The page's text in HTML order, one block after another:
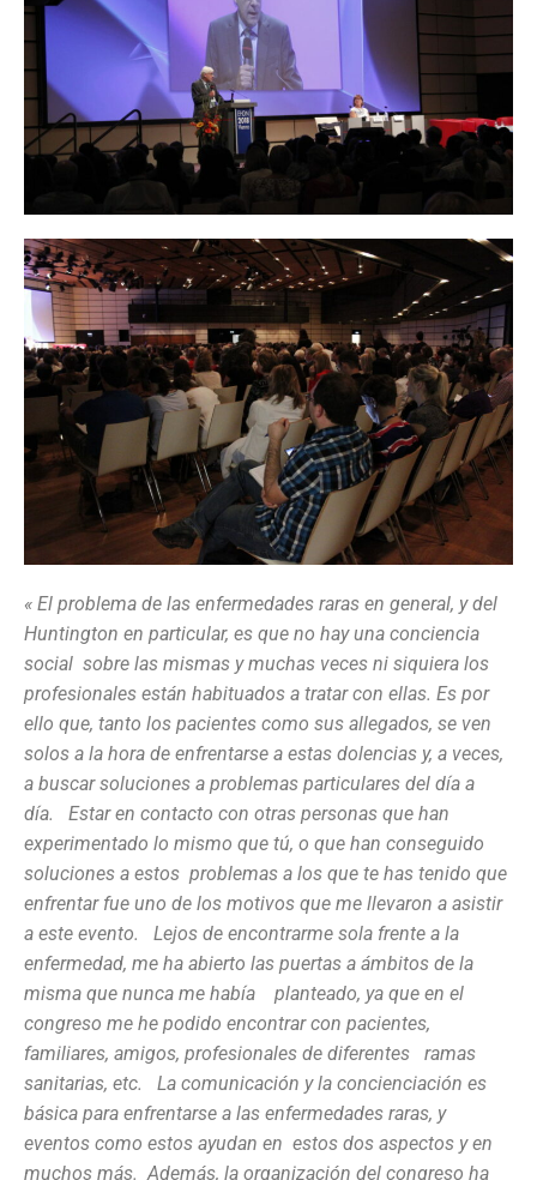
« El problema de las enfermedades raras en general, y del
Huntington en particular, es que no hay una conciencia
social sobre las mismas y muchas veces ni siquiera los
profesionales están habituados a tratar con ellas. Es por
ello que, tanto los pacientes como sus allegados, se ven
solos a la hora de enfrentarse a estas dolencias y, a veces,
a buscar soluciones a problemas particulares del día a
día. Estar en contacto con otras personas que han
experimentado lo mismo que tú, o que han conseguido
soluciones a estos problemas a los que te has tenido que
enfrentar fue uno de los motivos que me llevaron a asistir
a este evento. Lejos de encontrarme sola frente a la
enfermedad, me ha abierto las puertas a ámbitos de la
misma que nunca me había planteado, ya que en el
congreso me he podido encontrar con pacientes,
familiares, amigos, profesionales de diferentes ramas
sanitarias, etc. La comunicación y la concienciación es
básica para enfrentarse a las enfermedades raras, y
eventos como estos ayudan en estos dos aspectos y en
muchos más. Además, la organización del congreso ha